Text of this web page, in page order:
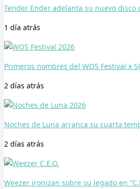
Tender Ender adelanta su nuevo disco
1 día atrás
Primeros nombres del WOS Festival x
2 días atrás
Noches de Luna arranca su cuarta
2 días atrás
Weezer ironizan sobre su legado en